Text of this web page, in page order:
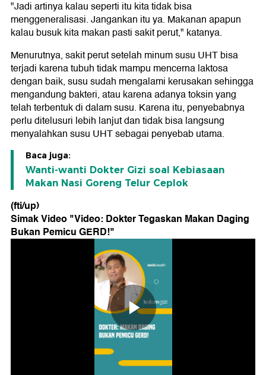
"Jadi artinya kalau seperti itu kita tidak bisa
menggeneralisasi. Jangankan itu ya. Makanan apapun
kalau busuk kita makan pasti sakit perut," katanya.
Menurutnya, sakit perut setelah minum susu UHT bisa
terjadi karena tubuh tidak mampu mencerna laktosa
dengan baik, susu sudah mengalami kerusakan sehingga
mengandung bakteri, atau karena adanya toksin yang
telah terbentuk di dalam susu. Karena itu, penyebabnya
perlu ditelusuri lebih lanjut dan tidak bisa langsung
menyalahkan susu UHT sebagai penyebab utama.
Baca juga:
Wanti-wanti Dokter Gizi soal Kebiasaan
Makan Nasi Goreng Telur Ceplok
(fti/up)
Simak Video "Video: Dokter Tegaskan Makan Daging
Bukan Pemicu GERD!"